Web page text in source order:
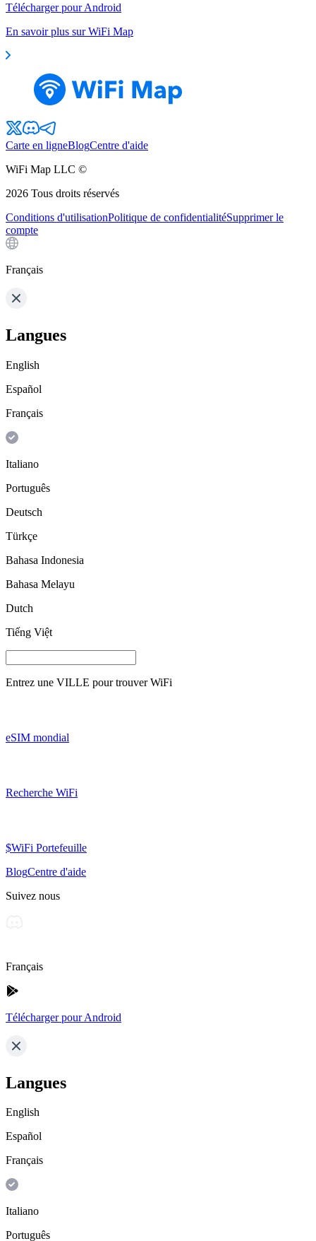
Télécharger pour Android
En savoir plus sur WiFi Map
Carte en ligneBlogCentre d'aide
WiFi Map LLC ©
2026 Tous droits réservés
Conditions d'utilisationPolitique de confidentialitéSupprimer le
compte
Français
Langues
English
Español
Français
Italiano
Português
Deutsch
Türkçe
Bahasa Indonesia
Bahasa Melayu
Dutch
Tiếng Việt
Entrez une VILLE pour trouver WiFi
eSIM mondial
Recherche WiFi
$WiFi Portefeuille
BlogCentre d'aide
Suivez nous
Français
Télécharger pour Android
Langues
English
Español
Français
Italiano
Português